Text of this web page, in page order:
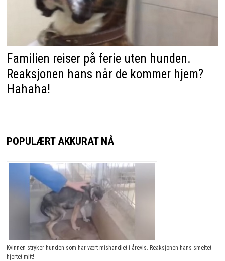
Familien reiser på ferie uten hunden.
Reaksjonen hans når de kommer hjem?
Hahaha!
POPULÆRT AKKURAT NÅ
Kvinnen stryker hunden som har vært mishandlet i årevis. Reaksjonen hans smeltet
hjertet mitt!